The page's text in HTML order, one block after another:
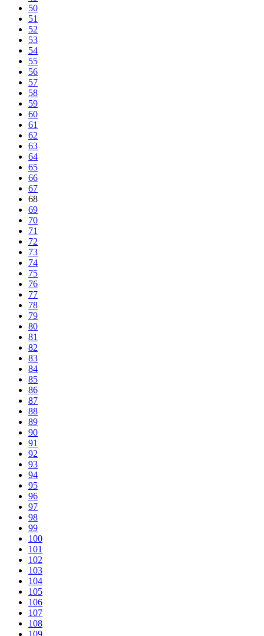
50
51
52
53
54
55
56
57
58
59
60
61
62
63
64
65
66
67
68
69
70
71
72
73
74
75
76
77
78
79
80
81
82
83
84
85
86
87
88
89
90
91
92
93
94
95
96
97
98
99
100
101
102
103
104
105
106
107
108